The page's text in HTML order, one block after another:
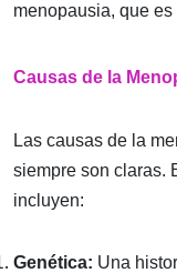
menopausia, que
Causas de la
Las causas de la
siempre son claras.
incluyen:
Genética: Una